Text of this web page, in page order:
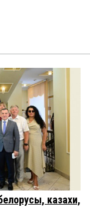
казахи,